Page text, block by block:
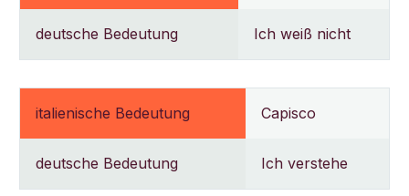
deutsche Bedeutung Ich weiß nicht
italienische Bedeutung Capisco
deutsche Bedeutung Ich verstehe